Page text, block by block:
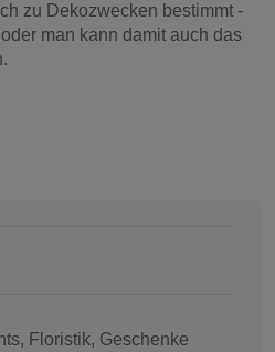
zu Dekozwecken bestimmt -
man kann damit auch das
Floristik, Geschenke